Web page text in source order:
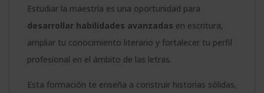
Estudiar la maestría es una oportunidad para
desarrollar habilidades avanzadas en escritura,
ampliar tu conocimiento literario y fortalecer tu perfil
profesional en el ámbito de las letras.
Esta formación te enseña a construir historias sólidas,